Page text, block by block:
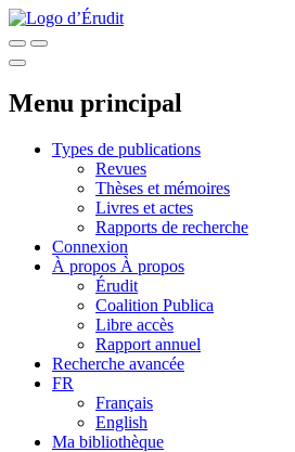
Menu principal
Types de publications
Revues
Thèses et mémoires
Livres et actes
Rapports de recherche
Connexion
À propos À propos
Érudit
Coalition Publica
Libre accès
Rapport annuel
Recherche avancée
FR
Français
English
Ma bibliothèque